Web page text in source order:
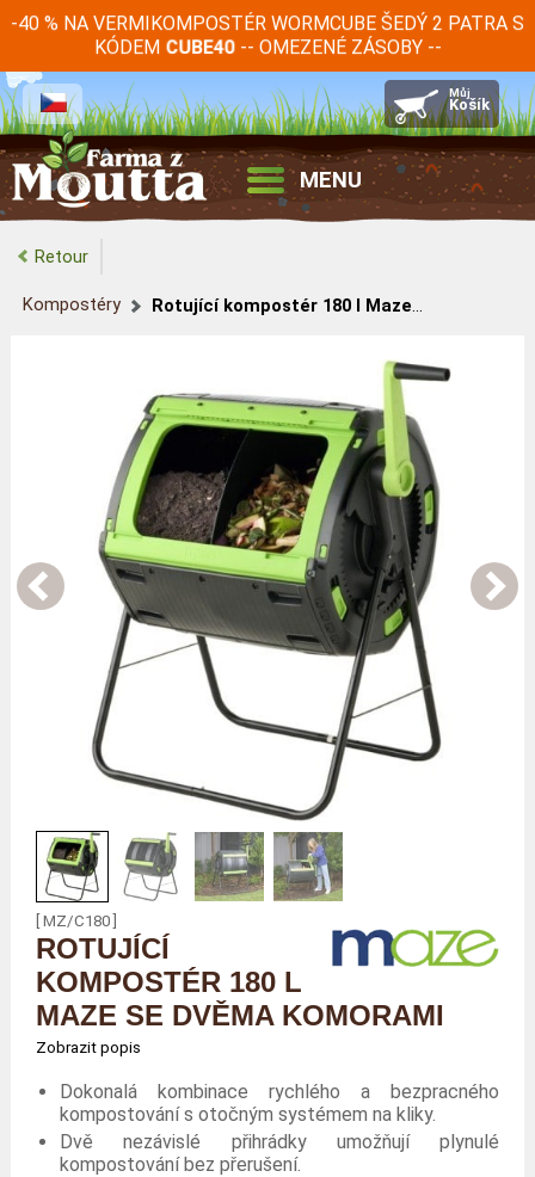
-40 % NA VERMIKOMPOSTÉR WORMCUBE ŠEDÝ 2 PATRA S
KÓDEM CUBE40-- OMEZENÉ ZÁSOBY --
MENU
Retour
Kompostéry Rotující kompostér 180 l Maze se dvěma komorami
[ MZ/C180 ]
ROTUJÍCÍ
KOMPOSTÉR 180 L
MAZE SE DVĚMA KOMORAMI
Zobrazit popis
Dokonalá kombinace rychlého a bezpracného
kompostování s otočným systémem na kliky.
Dvě nezávislé přihrádky umožňují plynulé
kompostování bez přerušení.